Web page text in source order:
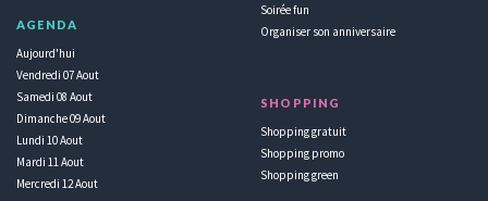
AGENDA
Aujourd'hui
Vendredi 07 Aout
Samedi 08 Aout
Dimanche 09 Aout
Lundi 10 Aout
Mardi 11 Aout
Mercredi 12 Aout
Soirée fun
Organiser son anniversaire
SHOPPING
Shopping gratuit
Shopping promo
Shopping green